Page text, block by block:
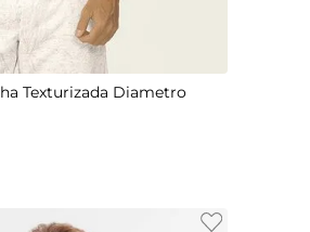
G GG
Texturizada Diametro